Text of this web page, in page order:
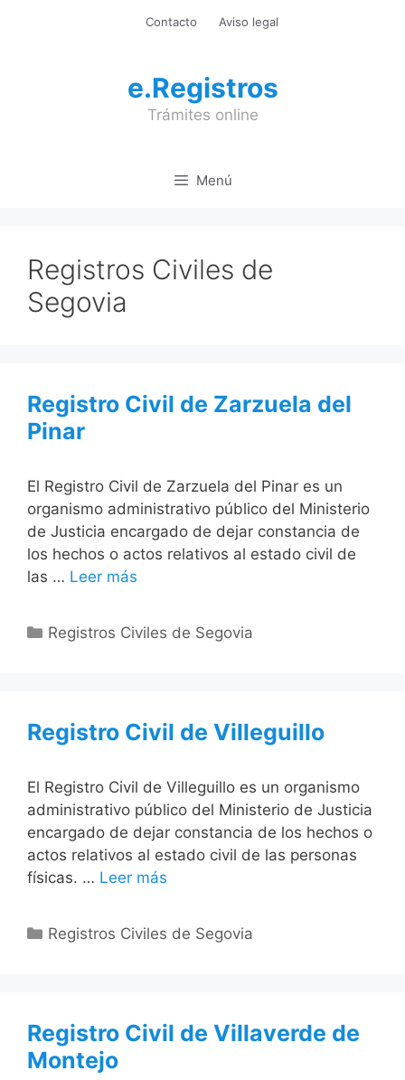
Contacto Aviso legal
e.Registros
Trámites online
Menú
Registros Civiles de
Segovia
Registro Civil de Zarzuela del
Pinar
El Registro Civil de Zarzuela del Pinar es un
organismo administrativo público del Ministerio
de Justicia encargado de dejar constancia de
los hechos o actos relativos al estado civil de
las … Leer más
Categorías
Registros Civiles de Segovia
Registro Civil de Villeguillo
El Registro Civil de Villeguillo es un organismo
administrativo público del Ministerio de Justicia
encargado de dejar constancia de los hechos o
actos relativos al estado civil de las personas
físicas. … Leer más
Categorías
Registros Civiles de Segovia
Registro Civil de Villaverde de
Montejo